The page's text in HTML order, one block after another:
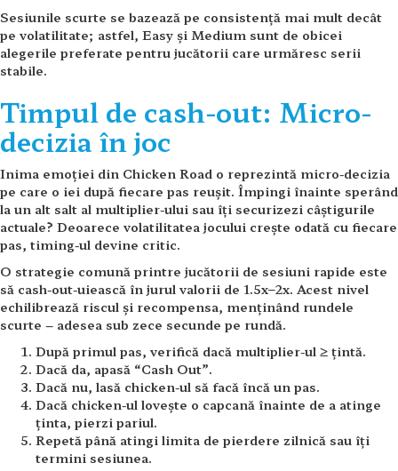
Sesiunile scurte se bazează pe consistență mai mult decât
pe volatilitate; astfel, Easy și Medium sunt de obicei
alegerile preferate pentru jucătorii care urmăresc serii
stabile.
Timpul de cash-out: Micro-
decizia în joc
Inima emoției din Chicken Road o reprezintă micro-decizia
pe care o iei după fiecare pas reușit. Împingi înainte sperând
la un alt salt al multiplier-ului sau îți securizezi câștigurile
actuale? Deoarece volatilitatea jocului crește odată cu fiecare
pas, timing-ul devine critic.
O strategie comună printre jucătorii de sesiuni rapide este
să cash-out-uiească în jurul valorii de 1.5x–2x. Acest nivel
echilibrează riscul și recompensa, menținând rundele
scurte – adesea sub zece secunde pe rundă.
După primul pas, verifică dacă multiplier-ul ≥ țintă.
Dacă da, apasă “Cash Out”.
Dacă nu, lasă chicken-ul să facă încă un pas.
Dacă chicken-ul lovește o capcană înainte de a atinge
ținta, pierzi pariul.
Repetă până atingi limita de pierdere zilnică sau îți
termini sesiunea.